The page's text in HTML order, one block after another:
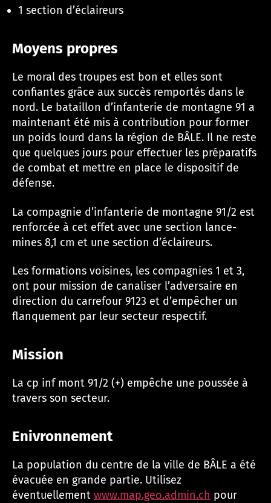
1 section d’éclaireurs
Moyens propres
Le moral des troupes est bon et elles sont
confiantes grâce aux succès remportés dans le
nord. Le bataillon d’infanterie de montagne 91 a
maintenant été mis à contribution pour former
un poids lourd dans la région de BÂLE. Il ne reste
que quelques jours pour effectuer les préparatifs
de combat et mettre en place le dispositif de
défense.
La compagnie d’infanterie de montagne 91/2 est
renforcée à cet effet avec une section lance-
mines 8,1 cm et une section d’éclaireurs.
Les formations voisines, les compagnies 1 et 3,
ont pour mission de canaliser l’adversaire en
direction du carrefour 9123 et d’empêcher un
flanquement par leur secteur respectif.
Mission
La cp inf mont 91/2 (+) empêche une poussée à
travers son secteur.
Enivronnement
La population du centre de la ville de BÂLE a été
évacuée en grande partie. Utilisez
éventuellement www.map.geo.admin.ch pour